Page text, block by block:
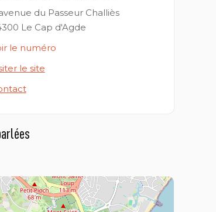
du Passeur Challiès
Le Cap d'Agde
le numéro
le site